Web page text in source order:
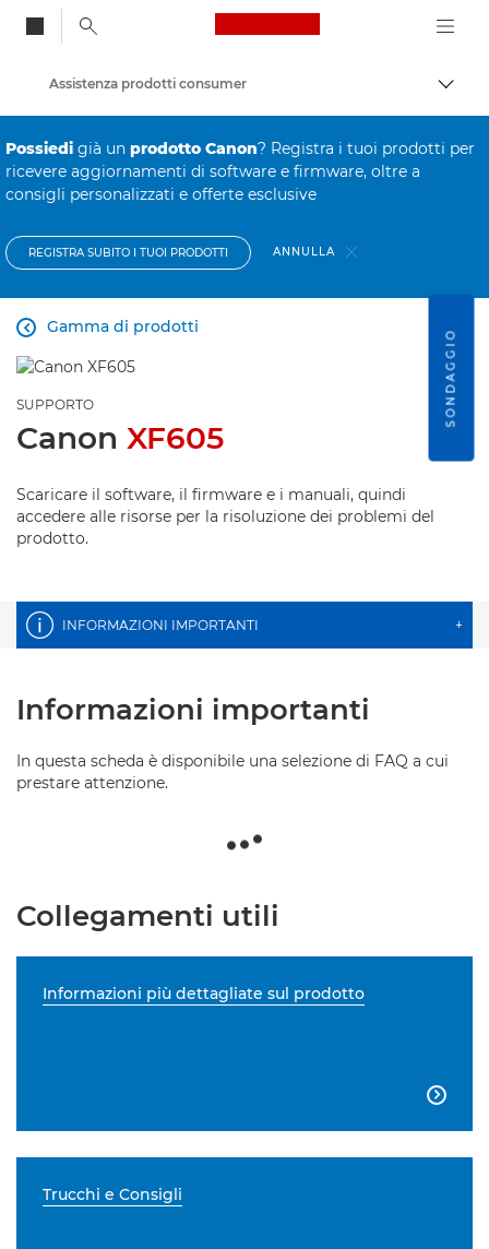
Canon Logo, back
Assistenza prodotti consumer
Possiedi già un prodotto Canon? Registra i tuoi prodotti per
ricevere aggiornamenti di software e firmware, oltre a
consigli personalizzati e offerte esclusive
REGISTRA SUBITO I TUOI PRODOTTI ANNULLA
Gamma di prodotti

SUPPORTO
Canon XF605
Scaricare il software, il firmware e i manuali, quindi
accedere alle risorse per la risoluzione dei problemi del
prodotto.
INFORMAZIONI IMPORTANTI +
Informazioni importanti
In questa scheda è disponibile una selezione di FAQ a cui
prestare attenzione.
Collegamenti utili
Informazioni più dettagliate sul prodotto

Trucchi e Consigli
SONDAGGIO